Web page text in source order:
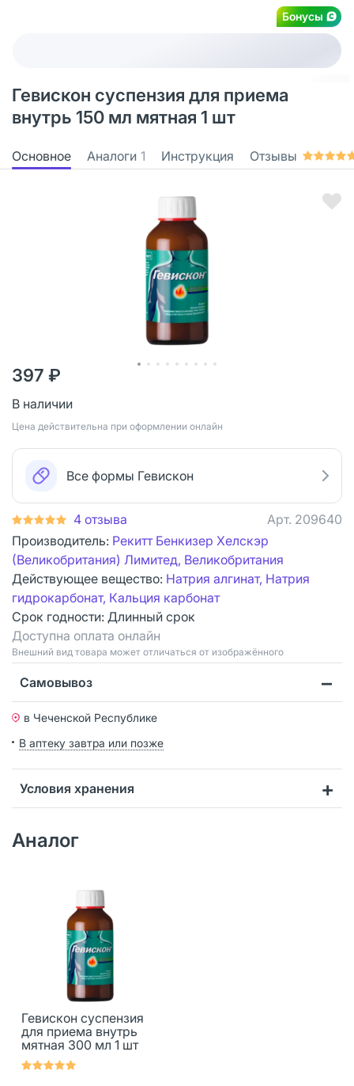
Бонусы
Гевискон суспензия для приема
внутрь 150 мл мятная 1 шт
Основное Аналоги 1 Инструкция Отзывы
397 ₽
В наличии
Цена действительна при оформлении онлайн
Все формы Гевискон
4 отзыва Арт. 209640
Производитель: Рекитт Бенкизер Хелскэр
(Великобритания) Лимитед, Великобритания
Действующее вещество: Натрия алгинат, Натрия
гидрокарбонат, Кальция карбонат
Срок годности: Длинный срок
Доступна оплата онлайн
Bнешний вид товара может отличаться от изображённого
Самовывоз
в Чеченской Республике
В аптеку завтра или позже
Условия хранения
Аналог
Гевискон суспензия
для приема внутрь
мятная 300 мл 1 шт